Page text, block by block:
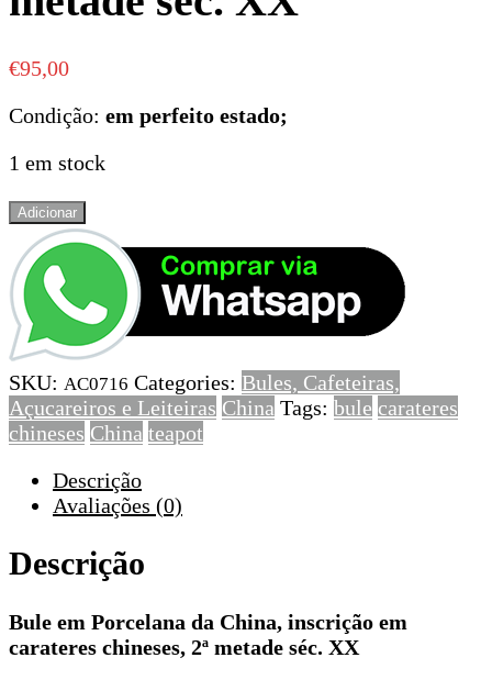
€95,00
Condição: em perfeito estado;
1 em stock
Quantidade
Bule
em
Porcelana
da
China,
inscrição
em
carateres
metade
XX
Adicionar
SKU: AC0716 Categories: Bules, Cafeteiras,
Açucareiros e Leiteiras China Tags: bule carateres
chineses China teapot
Descrição
Avaliações (0)
Descrição
Bule em Porcelana da China, inscrição em
carateres chineses, 2ª metade séc. XX